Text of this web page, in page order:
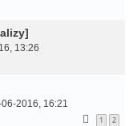
13:26
2016, 16:21
1 2